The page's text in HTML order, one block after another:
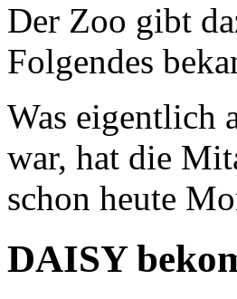
Der Zoo gibt
Folgendes
Was eigentlich
war, hat die
schon heute
DAISY